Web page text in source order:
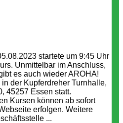
startete um 9:45 Uhr
Unmittelbar im Anschluss,
es auch wieder AROHA!
der Kupferdreher Turnhalle,
45257 Essen statt.
Kursen können ab sofort
erfolgen. Weitere
...